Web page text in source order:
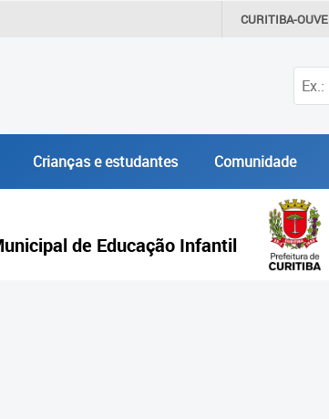
CURITIBA-OUVE
Crianças e estudantes Comunidade
de Educação Infantil